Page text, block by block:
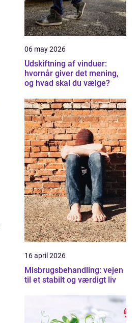
06 may 2026
Udskiftning af vinduer:
hvornår giver det mening,
og hvad skal du vælge?
16 april 2026
Misbrugsbehandling: vejen
til et stabilt og værdigt liv